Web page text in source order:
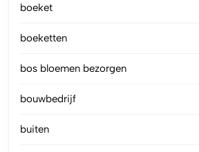
boeket
boeketten
bos bloemen bezorgen
bouwbedrijf
buiten